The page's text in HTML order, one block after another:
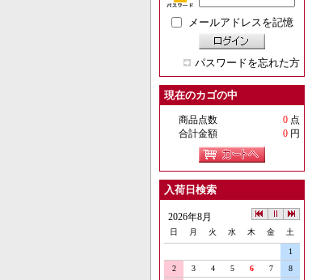
メールアドレスを記憶
パスワードを忘れた方
現在のカゴの中
商品点数 0 点
合計金額
0 円
入荷日検索
2026年8月
日 月 火 水 木 金 土
1
2
3 4 5 6 7
8